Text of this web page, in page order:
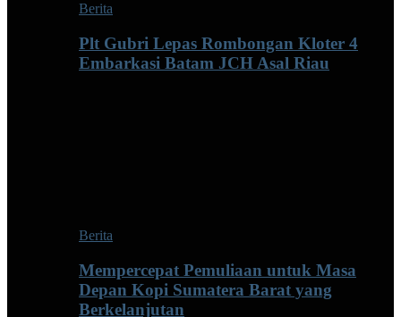
Berita
Plt Gubri Lepas Rombongan Kloter 4
Embarkasi Batam JCH Asal Riau
Berita
Mempercepat Pemuliaan untuk Masa
Depan Kopi Sumatera Barat yang
Berkelanjutan